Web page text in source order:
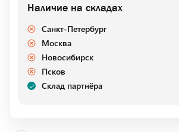
Наличие на складах
Санкт-Петербург
Москва
Новосибирск
Псков
Склад партнёра